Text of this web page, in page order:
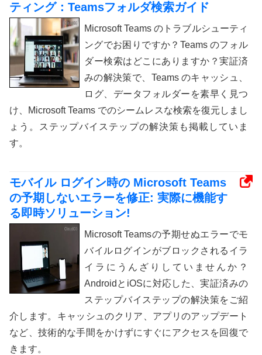
ティング：Teamsフォルダ検索ガイド
Microsoft Teams のトラブルシューティ
ングでお困りですか？Teams のフォル
ダー検索はどこにありますか？実証済
みの解決策で、Teams のキャッシュ、
ログ、データフォルダーを素早く見つ
け、Microsoft Teams でのシームレスな検索を復元しまし
ょう。ステップバイステップの解決策も掲載していま
す。
モバイル ログイン時の Microsoft Teams
の予期しないエラーを修正: 実際に機能す
る即時ソリューション!
Microsoft Teamsの予期せぬエラーでモ
バイルログインがブロックされるイラ
イラにうんざりしていませんか？
AndroidとiOSに対応した、実証済みの
ステップバイステップの解決策をご紹
介します。キャッシュのクリア、アプリのアップデート
など、技術的な手間をかけずにすぐにアクセスを回復で
きます。